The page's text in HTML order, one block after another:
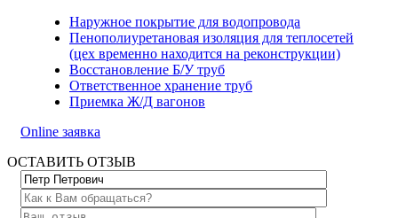
Наружное покрытие для водопровода
Пенополиуретановая изоляция для теплосетей
(цех временно находится на реконструкции)
Восстановление Б/У труб
Ответственное хранение труб
Приемка Ж/Д вагонов
Online заявка
ОСТАВИТЬ ОТЗЫВ